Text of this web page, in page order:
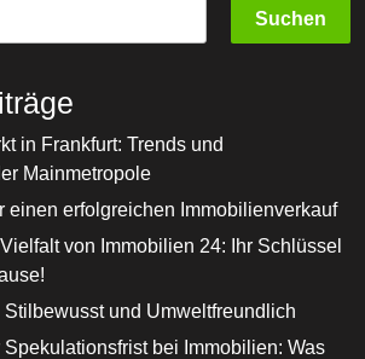
Suchen
in Frankfurt: Trends und
Mainmetropole
einen erfolgreichen Immobilienverkauf
von Immobilien 24: Ihr Schlüssel
und Umweltfreundlich
bei Immobilien: Was